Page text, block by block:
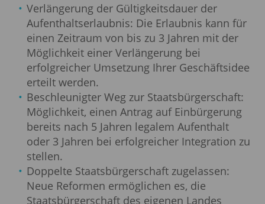
Verlängerung der Gültigkeitsdauer der
Aufenthaltserlaubnis: Die Erlaubnis kann für
einen Zeitraum von bis zu 3 Jahren mit der
Möglichkeit einer Verlängerung bei
erfolgreicher Umsetzung Ihrer Geschäftsidee
erteilt werden.
Beschleunigter Weg zur Staatsbürgerschaft:
Möglichkeit, einen Antrag auf Einbürgerung
bereits nach 5 Jahren legalem Aufenthalt
oder 3 Jahren bei erfolgreicher Integration zu
stellen.
Doppelte Staatsbürgerschaft zugelassen:
Neue Reformen ermöglichen es, die
Staatsbürgerschaft des eigenen Landes